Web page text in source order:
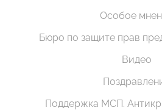
Особое
Бюро по защите прав
Видео
Поддержка МСП.